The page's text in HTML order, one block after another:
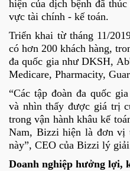
hiện của dịch bệnh đã
vực tài chính - kế toán.
Triển khai từ tháng 11/
có hơn 200 khách hàng,
đa quốc gia như DKSH,
Medicare, Pharmacity,
“Các tập đoàn đa quốc
và nhìn thấy được giá trị
trong vận hành khâu kế
Nam, Bizzi hiện là đơn vị
này”, CEO của Bizzi lý
Doanh nghiệp hưởng lợi,